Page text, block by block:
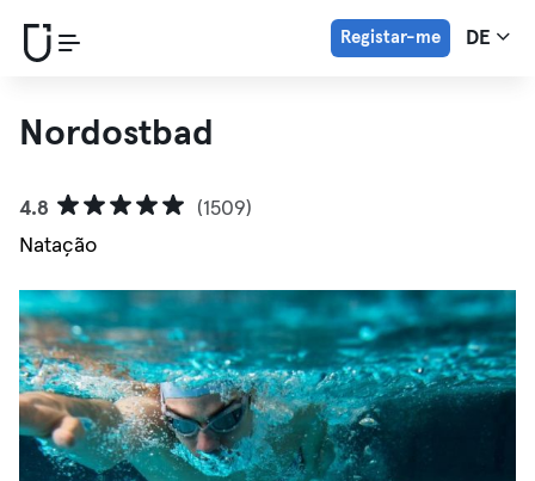
Registar-me DE
Nordostbad
4.8
(1509)
Natação